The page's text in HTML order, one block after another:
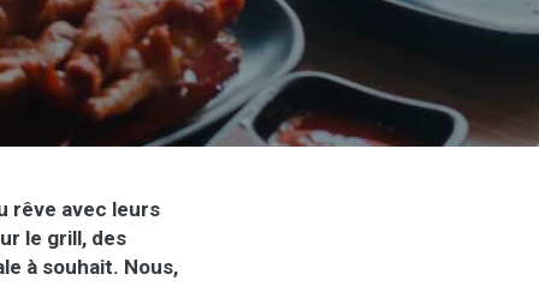
rêve avec leurs
le grill, des
à souhait. Nous,